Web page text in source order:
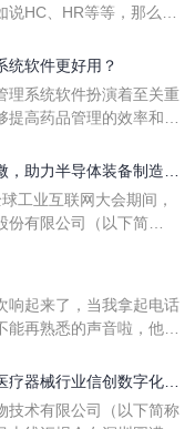
HC、HR等等，那么它
统软件更好用？
理系统软件扮演着至关重
高药品管理的效率和准
软件应具备以下特点。
助力半导体装备制造领
工业互联网大会期间，
份有限公司（以下简
阳签署战略合作协议。
公司产研一体化、业财一
务水平。
响起来了，当我拿起电话
再熟悉的声音啦，他就
题，我都可以获得金蝶服
了。我们公司用的是金蝶
器械行业信创数字化标
技术有限公司（以下简称